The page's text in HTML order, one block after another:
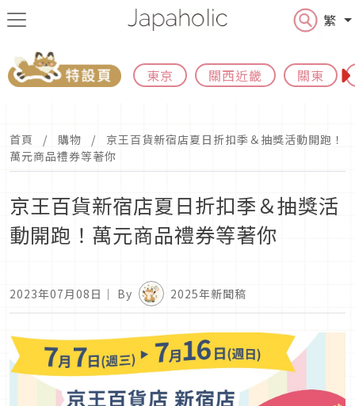
繁
東京 關西近畿 關東
首頁 購物
京王百貨新宿店夏日折扣季＆抽獎活動開跑！
萬元商品禮券等著你
京王百貨新宿店夏日折扣季＆抽獎活
動開跑！萬元商品禮券等著你
2023年07月08日 ｜ By 2025年新聞稿